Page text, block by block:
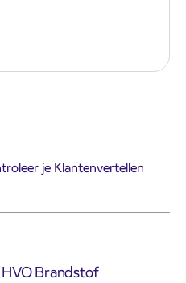
je Klantenvertellen
Brandstof